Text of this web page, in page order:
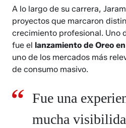
A lo largo de su carrera,
proyectos que marcaron
crecimiento profesional. Uno
fue el lanzamiento de Oreo
uno de los mercados más
de consumo masivo.
Fue una
mucha